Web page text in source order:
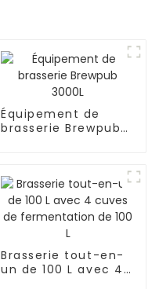
Équipement de
brasserie Brewpub
Brasserie tout-en-
un de 100 L avec 4